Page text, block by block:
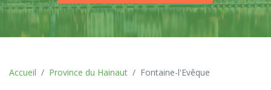
Accueil Province du Hainaut Fontaine-l'Evêque